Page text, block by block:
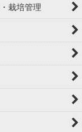
栽培管理